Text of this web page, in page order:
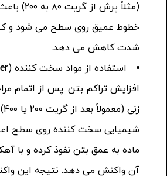
(مثلاً پرش از
خطوط عمیق روی سطح می شود و
شدت کاهش می دهد.
استفاده از مواد سخت کننده (
افزایش تراکم بتن: پس از اتمام
شیمیایی سخت کننده روی سطح
ماده به عمق بتن نفوذ کرده و با
آن واکنش می دهد. نتیجه این